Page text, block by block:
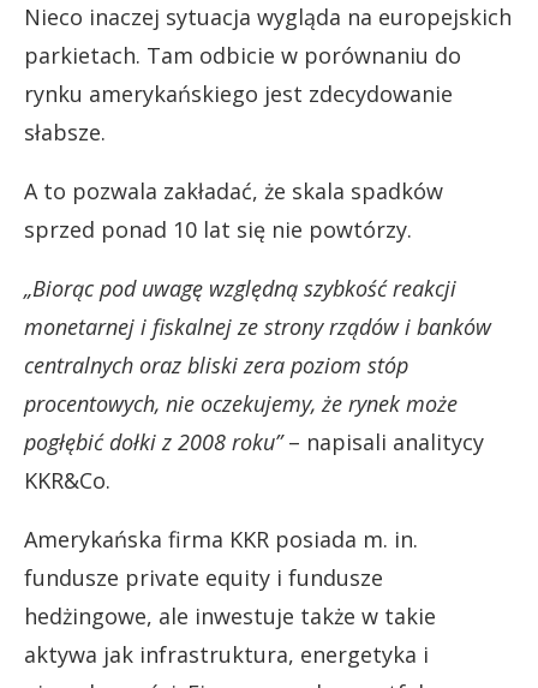
Nieco inaczej sytuacja wygląda na europejskich
parkietach. Tam odbicie w porównaniu do
rynku amerykańskiego jest zdecydowanie
słabsze.
A to pozwala zakładać, że skala spadków
sprzed ponad 10 lat się nie powtórzy.
„Biorąc pod uwagę względną szybkość reakcji
monetarnej i fiskalnej ze strony rządów i banków
centralnych oraz bliski zera poziom stóp
procentowych, nie oczekujemy, że rynek może
pogłębić dołki z 2008 roku”– napisali analitycy
KKR&Co.
Amerykańska firma KKR posiada m. in.
fundusze private equity i fundusze
hedżingowe, ale inwestuje także w takie
aktywa jak infrastruktura, energetyka i